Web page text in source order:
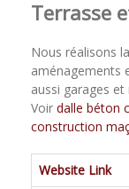
Terrasse
Nous réalisons la
aménagements
aussi garages
Voir dalle béton
construction
Website Link